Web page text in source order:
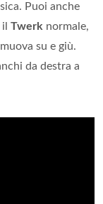
Puoi anche
Twerk normale,
muova su e giù.
da destra a